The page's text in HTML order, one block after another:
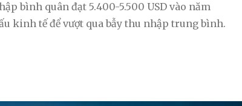
bình quân đạt 5.400-5.500 USD vào năm
kinh tế để vượt qua bẫy thu nhập trung bình.